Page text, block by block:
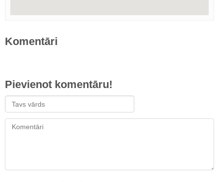
Komentāri
Pievienot komentāru!